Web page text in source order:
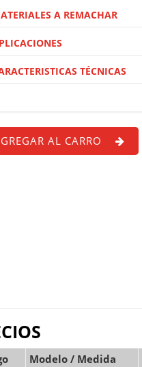
A REMACHAR
TÉCNICAS
AL CARRO
Modelo / Medida